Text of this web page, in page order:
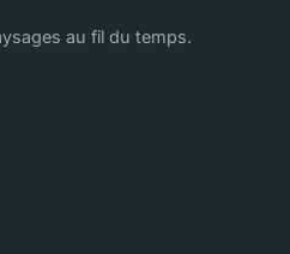
au fil du temps.